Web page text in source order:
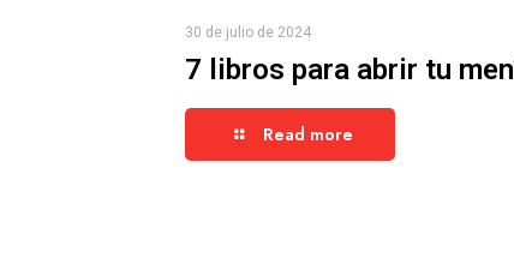
30 de julio de 2024
7 libros para abrir tu
Read more